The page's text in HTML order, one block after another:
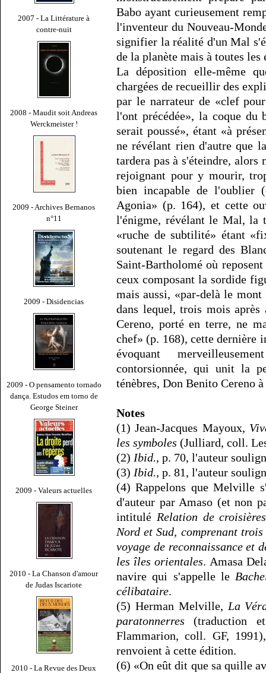
2007 - La Littérature à
contre-nuit
2008 - Maudit soit Andreas
Werckmeister !
2009 - Archives Bernanos
n°11
2009 - Disidencias
2009 - O pensamento tornado
dança. Estudos em torno de
George Steiner
2009 - Valeurs actuelles
2010 - La Chanson d'amour
de Judas Iscariote
2010 - La Revue des Deux
Babo ayant curieusement
l'inventeur du Nouveau-
signifier la réalité d'un Mal
de la planète mais à toutes les
La déposition elle-même
chargées de recueillir des
par le narrateur de «clef
l'ont précédée», la coque du
serait poussé», étant «à
ne révélant rien d'autre que
tardera pas à s'éteindre, alors
rejoignant pour y mourir,
bien incapable de l'oublier
Agonia» (p. 164), et cette
l'énigme, révélant le Mal, la
«ruche de subtilité» étant
soutenant le regard des
Saint-Bartholomé où
ceux composant la sordide
mais aussi, «par-delà le
dans lequel, trois mois
Cereno, porté en terre, ne
chef» (p. 168), cette dernière
évoquant
contorsionnée, qui unit la
ténèbres, Don Benito Cereno
Notes
(1) Jean-Jacques Mayoux,
les symboles (Julliard, coll.
(2) Ibid., p. 70, l'auteur
(3) Ibid., p. 81, l'auteur
(4) Rappelons que Melville
d'auteur par Amaso (et non
intitulé Relation de
Nord et Sud, comprenant
voyage de reconnaissance et
les îles orientales. Amasa
navire qui s'appelle le
célibataire.
(5) Herman Melville, La
paratonnerres (traduction
Flammarion, coll. GF,
renvoient à cette édition.
(6) «On eût dit que sa quille